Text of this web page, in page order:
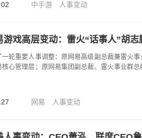
中手游 人事变动
游戏高层变动：雷火“话事人”胡
一轮重要人事调整：原网易高级副总裁兼雷火
心管理层；原网易集团副总裁、雷火事业群
网易 人事变动